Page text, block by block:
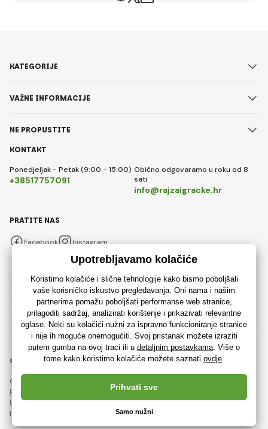
KONTAKT
Ponedjeljak - Petak (9:00 - 15:00)
+38517757091
Obično odgovaramo u roku od 8
sati
info@rajzaigracke.hr
KATEGORIJE
VAŽNE INFORMACIJE
NE PROPUSTITE
PRATITE NAS
Facebook Instagram
© 2018 - 2026 Rajzaigracke.hr, Sva prava pridržana
Ova stranica je zaštićena reCAPTCHA-om i primjenjuju se
Pravila o zaštiti osobnih podatakatvrtke Google i njihova
Ugovorni uvjeti.
Izrada učinkovitih internetskih trgovina od